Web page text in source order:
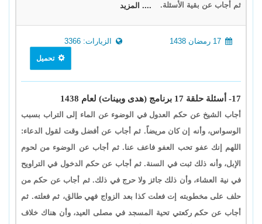
ثم أجاب عن بقية الأسئلة.
.... المزيد
الزيارات: 3366
تحميل
17- أسئلة حلقة 17 برنامج (هدى وبينات) لعام 1438
أجاب الشيخ عن حكم العدول في الوضوء عن الماء إلى التراب بسبب
الوسواس، وأنه إن كان مريضاً. ثم أجاب عن أفضل وقت لقول الدعاء:
اللهم إنك عفو تحب العفو فاعف عنا. ثم أجاب عن الوضوء من لحوم
الإبل، وأنه ذلك ثبت في السنة. ثم أجاب عن حكم الدخول في التراويح
في نية العشاء، وأن ذلك جائز ولا حرج في ذلك. ثم أجاب عن حكم من
حلف على مخطوبته إت فعلت كذا بعد الزواج فهي طالق، ثم فعلته. ثم
أجاب عن حكم ركعتي تحية المسجد في مصلى العيد، وأن هناك خلاف